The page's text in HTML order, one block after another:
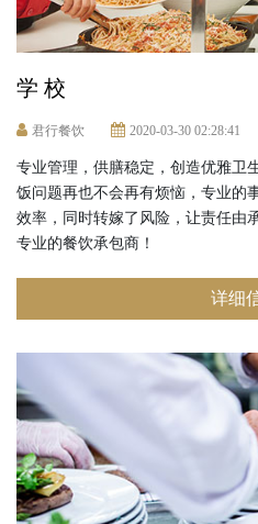
学 校
君行餐饮 2020-03-30 02:28:41
专业管理，供膳稳定，创造优雅卫
饭问题再也不会再有烦恼，专业的
效率，同时转嫁了风险，让责任由
专业的餐饮承包商！
详细